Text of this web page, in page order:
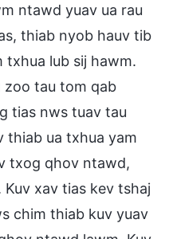
ntawd yuav ua rau
thiab nyob hauv tib
txhua lub sij hawm.
zoo tau tom qab
tias nws tuav tau
thiab ua txhua yam
txog qhov ntawd,
xav tias kev tshaj
chim thiab kuv yuav